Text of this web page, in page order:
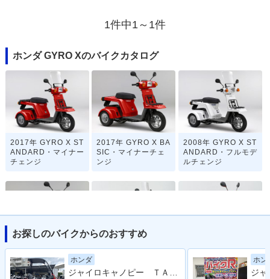
1件中1～1件
ホンダ GYRO Xのバイクカタログ
2017年 GYRO X ST
ANDARD・マイナー
チェンジ
2017年 GYRO X BA
SIC・マイナーチェ
ンジ
2008年 GYRO X ST
ANDARD・フルモデ
ルチェンジ
2008年 GYRO X BA
SIC・フルモデルチ
ェンジ
チェンジ
2002年 GYRO X BA
SIC・マイナーチェ
ンジ
お探しのバイクからのおすすめ
ホンダ ホン